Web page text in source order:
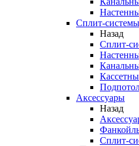
Сплит-
Назад
Сплит-
Аксессуары
Назад
Сплит-